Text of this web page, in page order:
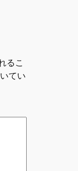
るこ
てい